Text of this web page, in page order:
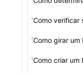
·Como verificar
·Como girar um
·Como criar um